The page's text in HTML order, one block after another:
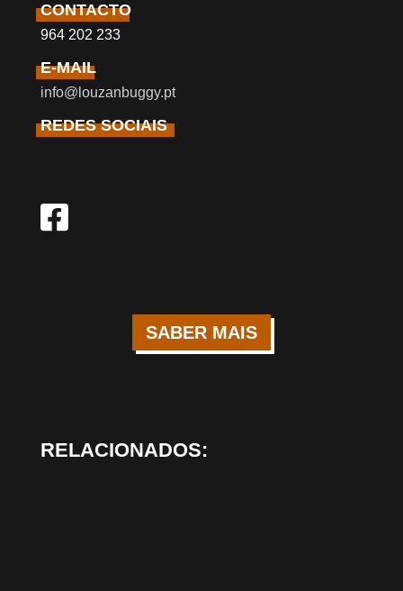
CONTACTO
964 202 233
E-MAIL
info@louzanbuggy.pt
REDES SOCIAIS
SABER MAIS
RELACIONADOS: